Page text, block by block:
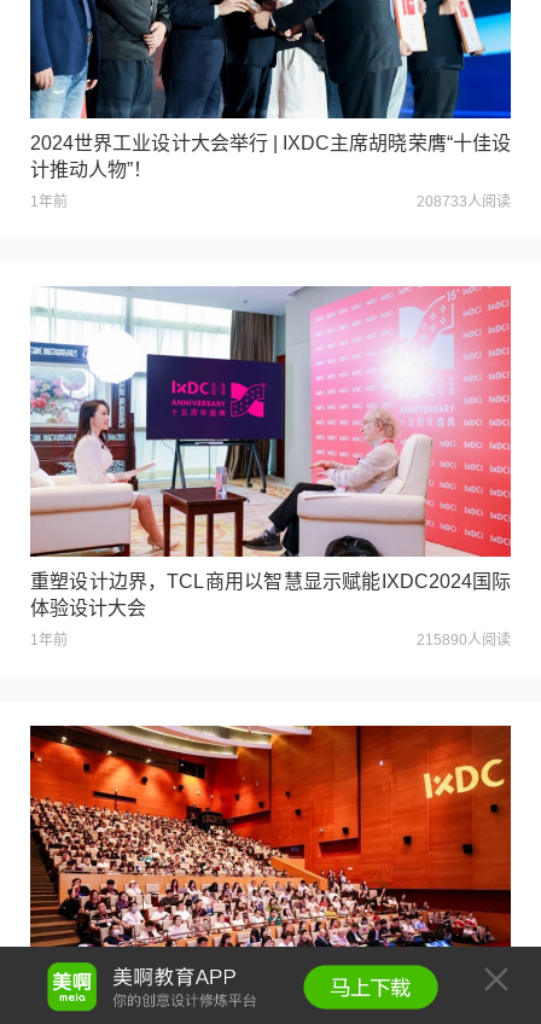
2024世界工业设计大会举行 | IXDC主席胡晓荣膺“十佳设
计推动人物”！
1年前 208733人阅读
重塑设计边界，TCL商用以智慧显示赋能IXDC2024国际
体验设计大会
1年前 215890人阅读